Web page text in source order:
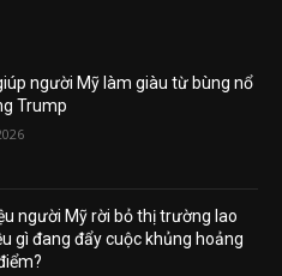
người Mỹ làm giàu từ bùng nổ
Trump
người Mỹ rời bỏ thị trường lao
gì đang đẩy cuộc khủng hoảng